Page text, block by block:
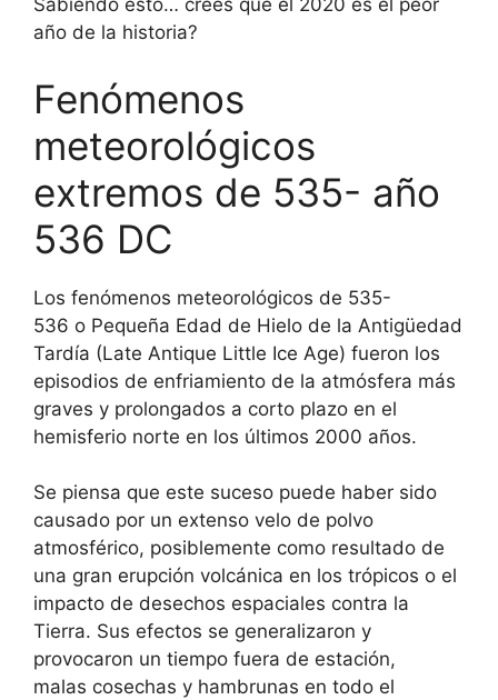
Sabiendo esto… crees que el 2020 es el peor
año de la historia?
Fenómenos
meteorológicos
extremos de 535- año
536 DC
Los fenómenos meteorológicos de 535-
536 o Pequeña Edad de Hielo de la Antigüedad
Tardía (Late Antique Little Ice Age)​ fueron los
episodios de enfriamiento de la atmósfera más
graves y prolongados a corto plazo en el
hemisferio norte en los últimos 2000 años.
Se piensa que este suceso puede haber sido
causado por un extenso velo de polvo
atmosférico, posiblemente como resultado de
una gran erupción volcánica en los trópicos o el
impacto de desechos espaciales contra la
Tierra. Sus efectos se generalizaron y
provocaron un tiempo fuera de estación,
malas cosechas y hambrunas en todo el